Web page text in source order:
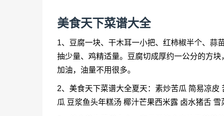
美食天下菜谱大全
1、豆腐一块、干木耳一小把、红柿椒半个、蒜
抽少量、鸡精适量。豆腐切成厚约一公分的方
加油，油量不用很多。
2、 美食天下菜谱大全夏天：素炒苦瓜 简易凉皮
瓜 豆浆鱼头年糕汤 椰汁芒果西米露 卤水猪舌 雪